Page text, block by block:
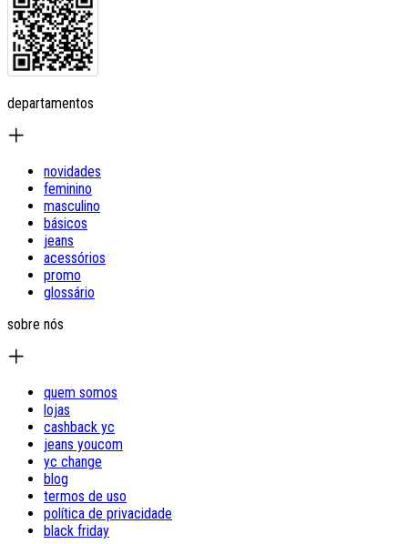
departamentos
novidades
feminino
masculino
básicos
jeans
acessórios
promo
glossário
sobre nós
quem somos
lojas
cashback yc
jeans youcom
yc change
blog
termos de uso
política de privacidade
black friday